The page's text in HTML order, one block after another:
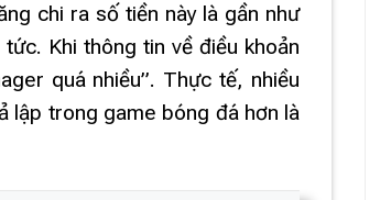
chi ra số tiền này là gần như
Khi thông tin về điều khoản
quá nhiều”. Thực tế, nhiều
lập trong game bóng đá hơn là